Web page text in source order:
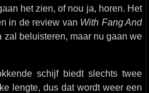
het zien, of nou ja, horen. Het
in de review van With Fang And
zal beluisteren, maar nu gaan we
schijf biedt slechts twee
lengte, dus dat wordt weer een